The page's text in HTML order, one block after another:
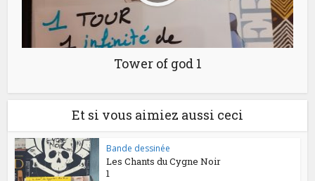
Tower of god 1
Et si vous aimiez aussi ceci
Bande dessinée
Les Chants du Cygne Noir
1